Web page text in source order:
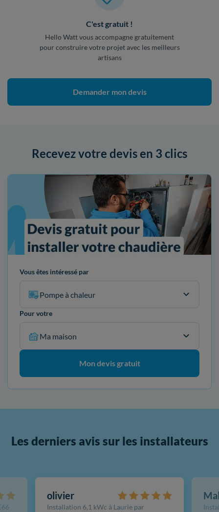
C'est gratuit !
Hello Watt vous accompagne gratuitement
pour construire votre projet avec les meilleurs
artisans
Demander mon devis
Recevez votre devis en 3 clics
Vous êtes intéressé par
Pompe à chaleur
Pour votre
Ma maison
Mon devis gratuit
Les derniers avis sur les installateurs
olivier
Installation 6,1 kWc à Laurie par